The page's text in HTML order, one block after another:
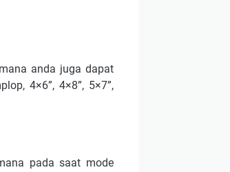
anda juga dapat
4×6”, 4×8”, 5×7”,
pada saat mode